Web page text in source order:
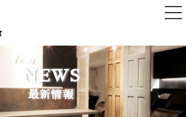
トップ
NEWS＆TOPICS
NEWS
最新情報